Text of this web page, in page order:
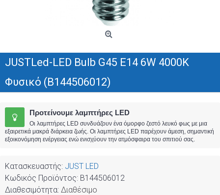
JUSTLed-LED Bulb G45 E14 6W 4000K
Φυσικό (B144506012)
Προτείνουμε λαμπτήρες LED
Οι λαμπτήρες LED συνδυάζουν ένα όμορφο ζεστό λευκό φως με μια
εξαιρετικά μακρά διάρκεια ζωής. Οι λαμπτήρες LED παρέχουν άμεση, σημαντική
εξοικονόμηση ενέργειας ενώ ενισχύουν την ατμόσφαιρα του σπιτιού σας.
Κατασκευαστής: JUST LED
Κωδικός Προϊόντος: B144506012
Διαθεσιμότητα: Διαθέσιμο